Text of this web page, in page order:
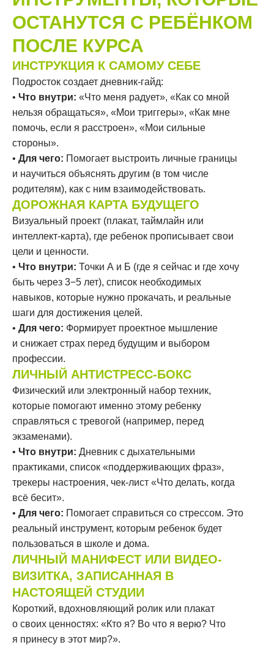
ОСТАНУТСЯ С РЕБЁНКОМ
ПОСЛЕ КУРСА
ИНСТРУКЦИЯ К САМОМУ СЕБЕ
Подросток создает дневник-гайд:
• Что внутри: «Что меня радует», «Как со мной
нельзя обращаться», «Мои триггеры», «Как мне
помочь, если я расстроен», «Мои сильные
стороны».
• Для чего: Помогает выстроить личные границы
и научиться объяснять другим (в том числе
родителям), как с ним взаимодействовать.
ДОРОЖНАЯ КАРТА БУДУЩЕГО
Визуальный проект (плакат, таймлайн или
интеллект-карта), где ребенок прописывает свои
цели и ценности.
• Что внутри: Точки А и Б (где я сейчас и где хочу
быть через 3−5 лет), список необходимых
навыков, которые нужно прокачать, и реальные
шаги для достижения целей.
• Для чего: Формирует проектное мышление
и снижает страх перед будущим и выбором
профессии.
ЛИЧНЫЙ АНТИСТРЕСС-БОКС
Физический или электронный набор техник,
которые помогают именно этому ребенку
справляться с тревогой (например, перед
экзаменами).
• Что внутри: Дневник с дыхательными
практиками, список «поддерживающих фраз»,
трекеры настроения, чек-лист «Что делать, когда
всё бесит».
• Для чего: Помогает справиться со стрессом. Это
реальный инструмент, которым ребенок будет
пользоваться в школе и дома.
ЛИЧНЫЙ МАНИФЕСТ ИЛИ ВИДЕО-
ВИЗИТКА, ЗАПИСАННАЯ В
НАСТОЯЩЕЙ СТУДИИ
Короткий, вдохновляющий ролик или плакат
о своих ценностях: «Кто я? Во что я верю? Что
я принесу в этот мир?».